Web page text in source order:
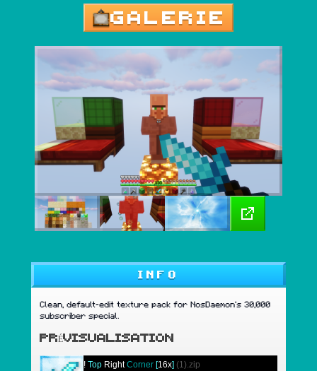
GALERIE
INFO
Clean, default-edit texture pack for NosDaemon's 30,000
subscriber special.
PRÉVISUALISATION
! Top RightCorner [16x] (1).zip